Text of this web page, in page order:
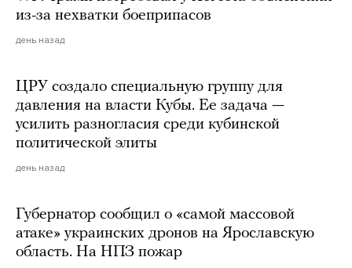
из-за нехватки боеприпасов
день назад
ЦРУ создало специальную группу для
давления на власти Кубы. Ее задача —
усилить разногласия среди кубинской
политической элиты
день назад
Губернатор сообщил о «самой массовой
атаке» украинских дронов на Ярославскую
область. На НПЗ пожар